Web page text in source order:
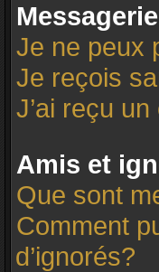
Je ne peux
Je reçois
J’ai reçu
Amis et
Que sont
Comment
d’ignorés?